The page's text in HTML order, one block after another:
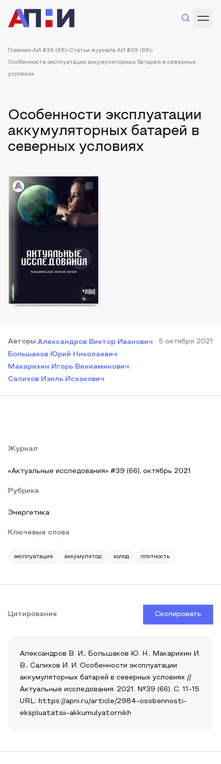
Главная АИ #39 (66) Статьи журнала АИ #39 (66)
Особенности эксплуатации аккумуляторных батарей в северных
условиях
Особенности эксплуатации
аккумуляторных батарей в
северных условиях
Авторы:Александров Виктор Иванович
Большаков Юрий Николаевич
Макарихин Игорь Вениаминович
Салихов Изиль Исхакович
5 октября 2021
Журнал
«Актуальные исследования» #39 (66), октябрь 2021
Рубрика
Энергетика
Ключевые слова
эксплуатация аккумулятор холод плотность
Цитирование Скопировать
Александров В. И., Большаков Ю. Н., Макарихин И.
В., Салихов И. И. Особенности эксплуатации
аккумуляторных батарей в северных условиях //
Актуальные исследования. 2021. №39 (66). С. 11-15.
URL: https://apni.ru/article/2984-osobennosti-
ekspluatatsii-akkumulyatornikh